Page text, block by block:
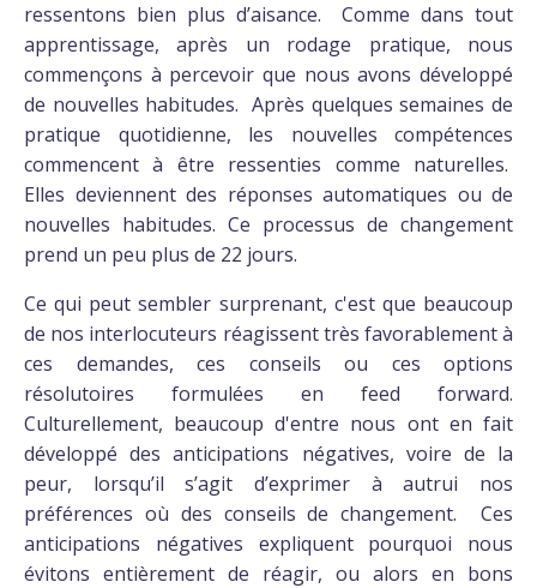
ressentons bien plus d’aisance. Comme dans tout
apprentissage, après un rodage pratique, nous
commençons à percevoir que nous avons développé
de nouvelles habitudes. Après quelques semaines de
pratique quotidienne, les nouvelles compétences
commencent à être ressenties comme naturelles.
Elles deviennent des réponses automatiques ou de
nouvelles habitudes. Ce processus de changement
prend un peu plus de 22 jours.
Ce qui peut sembler surprenant, c'est que beaucoup
de nos interlocuteurs réagissent très favorablement à
ces demandes, ces conseils ou ces options
résolutoires formulées en feed forward.
Culturellement, beaucoup d'entre nous ont en fait
développé des anticipations négatives, voire de la
peur, lorsqu’il s’agit d’exprimer à autrui nos
préférences où des conseils de changement. Ces
anticipations négatives expliquent pourquoi nous
évitons entièrement de réagir, ou alors en bons